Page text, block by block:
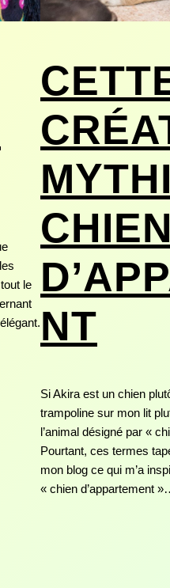
le
CHIEN
NT
Si Akira est un chien
trampoline sur mon lit
l’animal désigné par «
Pourtant, ces termes
mon blog ce qui m’a
« chien d’appartement